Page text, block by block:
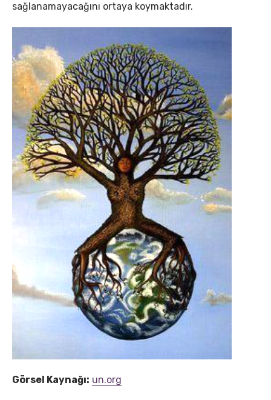
sağlanamayacağını ortaya koymaktadır.
Görsel Kaynağı: un.org